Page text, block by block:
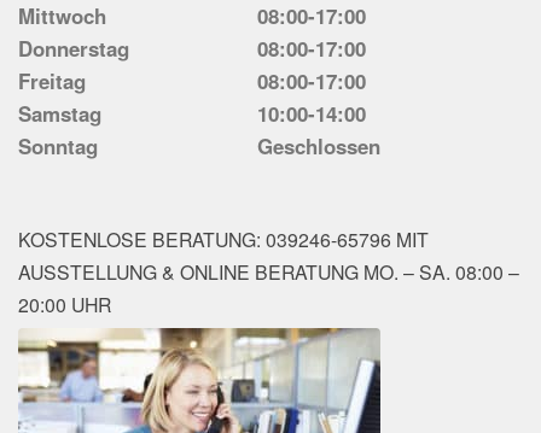
Mittwoch
08:00-17:00
Donnerstag
08:00-17:00
Freitag
08:00-17:00
Samstag
10:00-14:00
Sonntag
Geschlossen
KOSTENLOSE BERATUNG: 039246-65796 MIT
AUSSTELLUNG & ONLINE BERATUNG MO. – SA. 08:00 –
20:00 UHR